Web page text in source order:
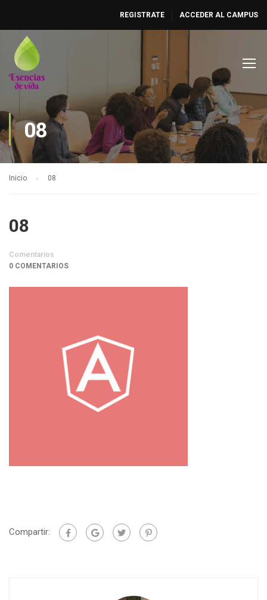
REGISTRATE ACCEDER AL CAMPUS
08
Inicio 08
08
Comentarios
0 COMENTARIOS
Compartir: